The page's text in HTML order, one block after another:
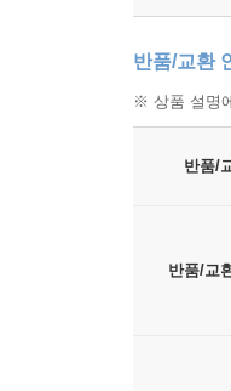
반품/교환
※ 상품 설명
반품/
반품/교